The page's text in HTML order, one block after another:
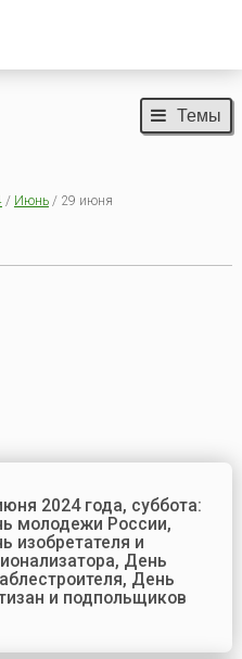
Темы
/ Июнь/ 29 июня
2024 года, суббота:
молодежи России,
изобретателя и
День
День
и подпольщиков